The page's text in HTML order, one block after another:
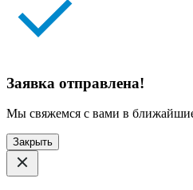
Заявка отправлена!
Мы свяжемся с вами в
Закрыть